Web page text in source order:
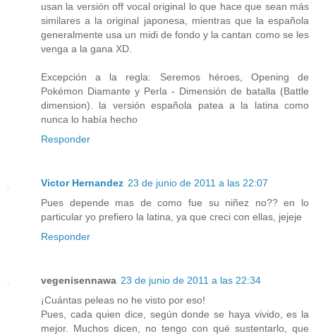
usan la versión off vocal original lo que hace que sean más
similares a la original japonesa, mientras que la española
generalmente usa un midi de fondo y la cantan como se les
venga a la gana XD.
Excepción a la regla: Seremos héroes, Opening de
Pokémon Diamante y Perla - Dimensión de batalla (Battle
dimension). la versión española patea a la latina como
nunca lo había hecho
Responder
Victor Hernandez 23 de junio de 2011 a las 22:07
Pues depende mas de como fue su niñez no?? en lo
particular yo prefiero la latina, ya que creci con ellas, jejeje
Responder
vegenisennawa 23 de junio de 2011 a las 22:34
¡Cuántas peleas no he visto por eso!
Pues, cada quien dice, según donde se haya vivido, es la
mejor. Muchos dicen, no tengo con qué sustentarlo, que